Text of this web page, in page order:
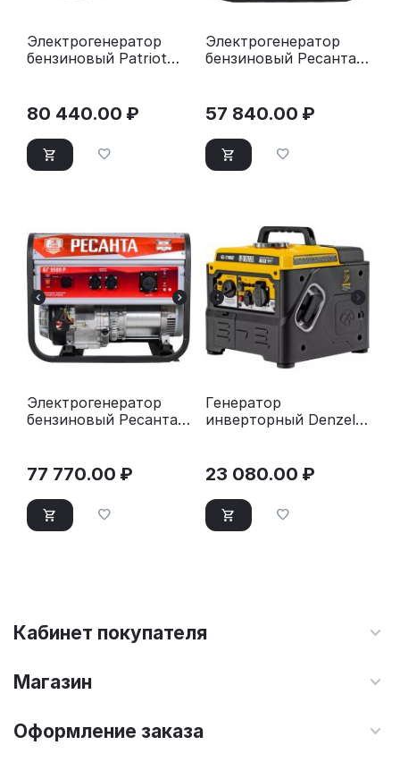
Электрогенератор
бензиновый Patriot
80 440.00 ₽
Электрогенератор
бензиновый Ресанта
57 840.00 ₽
Электрогенератор
бензиновый Ресанта
77 770.00 ₽
Генератор
инверторный Denzel
23 080.00 ₽
Кабинет покупателя
Магазин
Оформление заказа